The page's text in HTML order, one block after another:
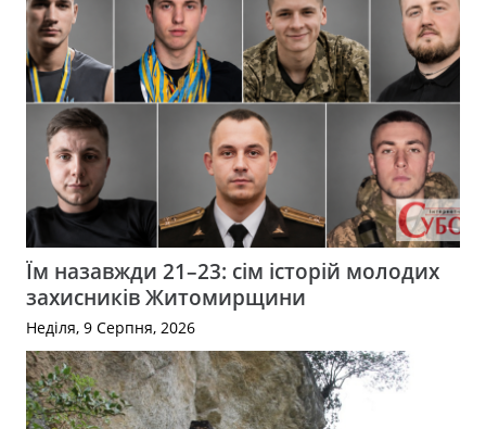
Їм назавжди 21–23: сім історій молодих
захисників Житомирщини
Неділя, 9 Серпня, 2026